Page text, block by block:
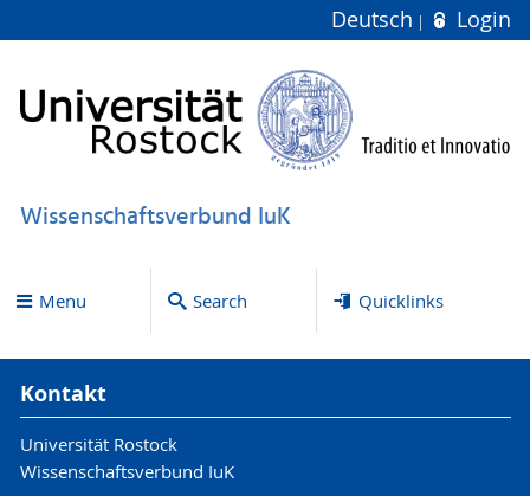
Deutsch Login
Wissenschaftsverbund IuK
Menu Search Quicklinks
Kontakt
Universität Rostock
Wissenschaftsverbund IuK